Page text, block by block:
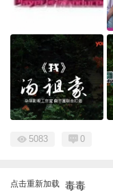
5083 0
点击重新加载 毒毒